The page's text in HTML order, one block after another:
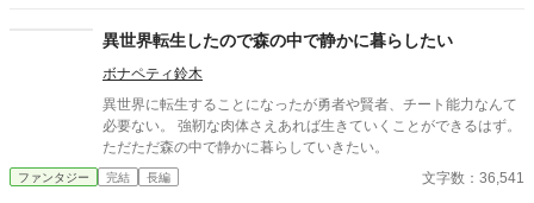
いいから。急な事で済まねえが、俺もちっせえパーティーの長
ならなくなった。ただ、俺も薄情な奴じゃねぇつもりだ。今日ま
での給料に、迷惑料としてちと上乗せして払っておくから、穏便
に頼む。断れば上乗せは無しでクビにする」 そう言われて俺に
何が言えよう、これで何回目か？ まぁ、薬師の扱いなどこんなも
業。 多岐に亘った薬を作るが、僧侶とは違い瞬時に体を癒す事
異世界転生したので森の中で静かに暮らしたい
ボナペティ鈴木
異世界に転生することになったが勇者や賢者、チート能力なんて
必要ない。 強靭な肉体さえあれば生きていくことができるはず。
ただただ森の中で静かに暮らしていきたい。
ファンタジー 完結 長編 文字数：36,541